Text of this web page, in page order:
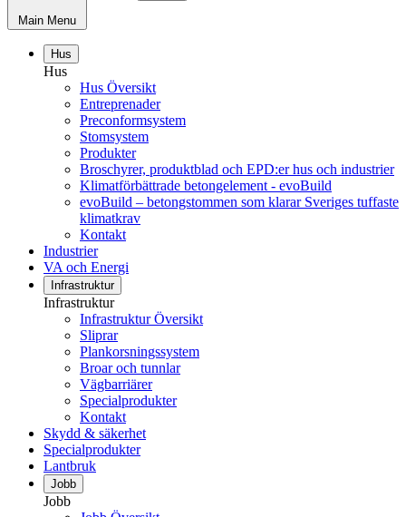
Main Menu
Hus
Hus
Hus Översikt
Entreprenader
Preconformsystem
Stomsystem
Produkter
Broschyrer, produktblad och EPD:er hus och industrier
Klimatförbättrade betongelement - evoBuild
evoBuild – betongstommen som klarar Sveriges tuffaste
klimatkrav
Kontakt
Industrier
VA och Energi
Infrastruktur
Infrastruktur
Infrastruktur Översikt
Sliprar
Plankorsningssystem
Broar och tunnlar
Vägbarriärer
Specialprodukter
Kontakt
Skydd & säkerhet
Specialprodukter
Lantbruk
Jobb
Jobb